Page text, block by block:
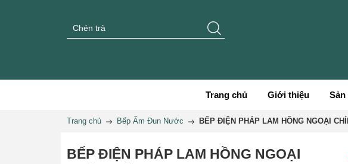
Trang chủ Giới thiệu Sản
Trang chủ Bếp Ấm Đun Nước BẾP ĐIỆN PHÁP LAM HỒNG NGOẠI
BẾP ĐIỆN PHÁP LAM HỒNG NGOẠI